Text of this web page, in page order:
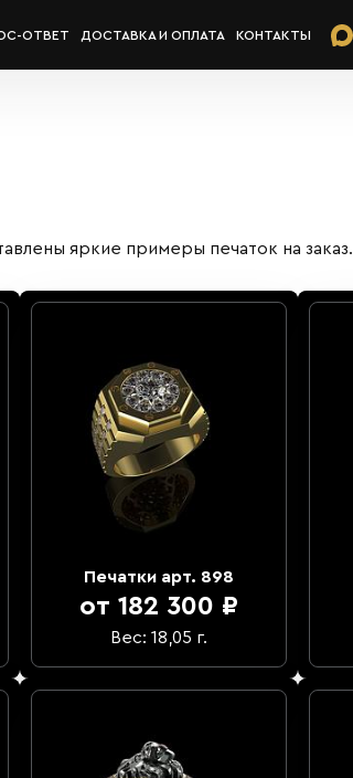
ОТВЕТ ДОСТАВКА И ОПЛАТА КОНТАКТЫ
яркие примеры печаток на заказ.
Печатки арт. 898
от 182 300 ₽
Вес: 18,05 г.